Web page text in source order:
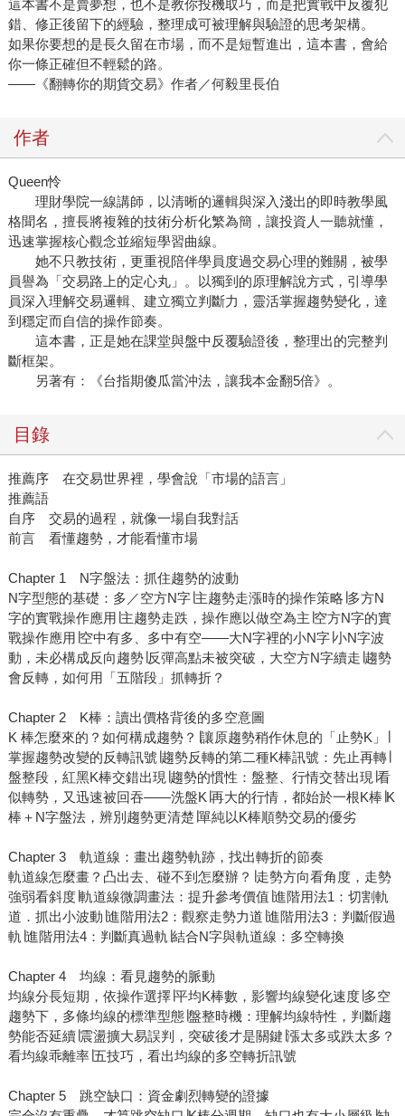
這本書不是賣夢想，也不是教你投機取巧，而是把實戰中反覆犯
錯、修正後留下的經驗，整理成可被理解與驗證的思考架構。
如果你要想的是長久留在市場，而不是短暫進出，這本書，會給
你一條正確但不輕鬆的路。
——《翻轉你的期貨交易》作者／何毅里長伯
作者
Queen怜
理財學院一線講師，以清晰的邏輯與深入淺出的即時教學風
格聞名，擅長將複雜的技術分析化繁為簡，讓投資人一聽就懂，
迅速掌握核心觀念並縮短學習曲線。
她不只教技術，更重視陪伴學員度過交易心理的難關，被學
員譽為「交易路上的定心丸」。以獨到的原理解說方式，引導學
員深入理解交易邏輯、建立獨立判斷力，靈活掌握趨勢變化，達
到穩定而自信的操作節奏。
這本書，正是她在課堂與盤中反覆驗證後，整理出的完整判
斷框架。
另著有：《台指期傻瓜當沖法，讓我本金翻5倍》。
目錄
推薦序 在交易世界裡，學會說「市場的語言」
推薦語
自序 交易的過程，就像一場自我對話
前言 看懂趨勢，才能看懂市場
Chapter 1 N字盤法：抓住趨勢的波動
N字型態的基礎：多／空方N字∣主趨勢走漲時的操作策略∣多方N
字的實戰操作應用∣主趨勢走跌，操作應以做空為主∣空方N字的實
戰操作應用∣空中有多、多中有空——大N字裡的小N字∣小N字波
動，未必構成反向趨勢∣反彈高點未被突破，大空方N字續走∣趨勢
會反轉，如何用「五階段」抓轉折？
Chapter 2 K棒：讀出價格背後的多空意圖
K 棒怎麼來的？如何構成趨勢？∣讓原趨勢稍作休息的「止勢K」∣
掌握趨勢改變的反轉訊號∣趨勢反轉的第二種K棒訊號：先止再轉∣
盤整段，紅黑K棒交錯出現∣趨勢的慣性：盤整、行情交替出現∣看
似轉勢，又迅速被回吞——洗盤K∣再大的行情，都始於一根K棒∣K
棒＋N字盤法，辨別趨勢更清楚∣單純以K棒順勢交易的優劣
Chapter 3 軌道線：畫出趨勢軌跡，找出轉折的節奏
軌道線怎麼畫？凸出去、碰不到怎麼辦？∣走勢方向看角度，走勢
強弱看斜度∣軌道線微調畫法：提升參考價值∣進階用法1：切割軌
道．抓出小波動∣進階用法2：觀察走勢力道∣進階用法3：判斷假過
軌∣進階用法4：判斷真過軌∣結合N字與軌道線：多空轉換
Chapter 4 均線：看見趨勢的脈動
均線分長短期，依操作選擇∣平均K棒數，影響均線變化速度∣多空
趨勢下，多條均線的標準型態∣盤整時機：理解均線特性，判斷趨
勢能否延續∣震盪擴大易誤判，突破後才是關鍵∣漲太多或跌太多？
看均線乖離率∣五技巧，看出均線的多空轉折訊號
Chapter 5 跳空缺口：資金劇烈轉變的證據